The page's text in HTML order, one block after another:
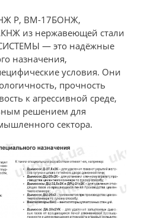
Р, ВМ-17БОНЖ,
из нержавеющей стали
— это надёжные
назначения,
условия. Они
прочность
к агрессивной среде,
решением для
сектора.